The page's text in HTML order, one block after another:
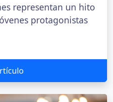
representan un hito
protagonistas